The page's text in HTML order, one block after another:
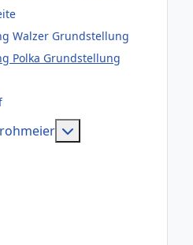
Walzer Grundstellung
Polka Grundstellung